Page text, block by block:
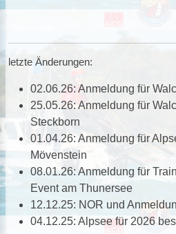
letzte Änderungen:
02.06.26: Anmeldung für
25.05.26: Anmeldung für
Steckborn
01.04.26: Anmeldung für
Mövenstein
08.01.26: Anmeldung für
Event am Thunersee
12.12.25: NOR und
04.12.25: Alpsee für 2026